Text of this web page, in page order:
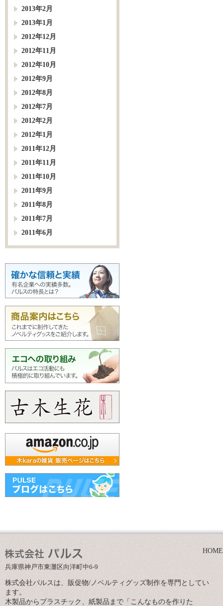
2013年2月
2013年1月
2012年12月
2012年11月
2012年10月
2012年9月
2012年8月
2012年7月
2012年2月
2012年1月
2011年12月
2011年11月
2011年10月
2011年9月
2011年8月
2011年7月
2011年6月
兵庫県神戸市東灘区向洋町中6-9
HOME
株式会社パルスは、販促物/ノベルティグッズ制作を専門としてい
ます。
木製品からプラスチック、紙製品まで「こんなものを作りた